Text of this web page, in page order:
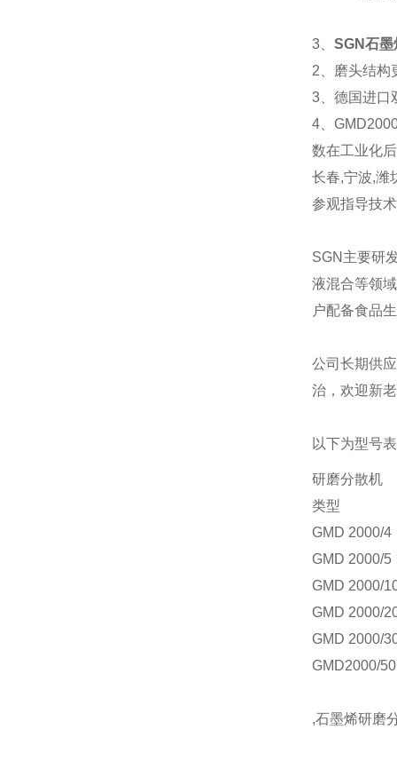
3、 SGN石墨
2、磨头结构
3、德国进口
4、
数在工业化
长春,宁波,潍
参观指导技术
SGN主要研
液混合等领
户配备食品
公司长期供
治，欢迎新
以下为型号
研磨分散机
类型
GMD 2000/4
GMD 2000/5
GMD 2000/
GMD 2000/
GMD 2000/
GMD2000/50
,石墨烯研磨